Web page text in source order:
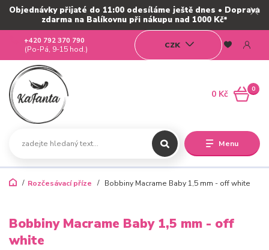
Objednávky přijaté do 11:00 odesíláme ještě dnes • Doprava
zdarma na Balíkovnu při nákupu nad 1000 Kč*
Menu
CZK
+420 792 370 790
(Po-Pá, 9-15 hod.)
0
0 Kč
Rozčesávací příze Bobbiny Macrame Baby 1,5 mm - off white
Bobbiny Macrame Baby 1,5 mm - off
white